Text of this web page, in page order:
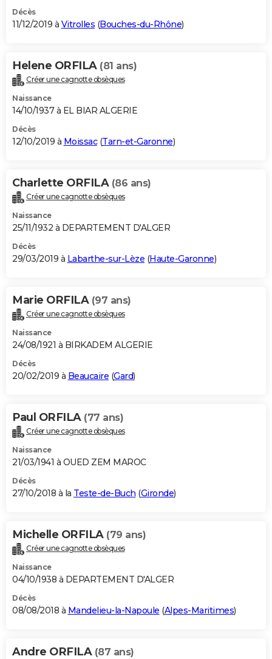
Décès
11/12/2019 à Vitrolles (Bouches-du-Rhône)
Helene ORFILA (81 ans)
Créer une cagnotte obsèques
Naissance
14/10/1937 à EL BIAR ALGERIE
Décès
12/10/2019 à Moissac(Tarn-et-Garonne)
Charlette ORFILA (86 ans)
Créer une cagnotte obsèques
Naissance
25/11/1932 à DEPARTEMENT D'ALGER
Décès
29/03/2019 à Labarthe-sur-Lèze (Haute-Garonne)
Marie ORFILA (97 ans)
Créer une cagnotte obsèques
Naissance
24/08/1921 à BIRKADEM ALGERIE
Décès
20/02/2019 à Beaucaire (Gard)
Paul ORFILA (77 ans)
Créer une cagnotte obsèques
Naissance
21/03/1941 à OUED ZEM MAROC
Décès
27/10/2018 à la Teste-de-Buch (Gironde)
Michelle ORFILA (79 ans)
Créer une cagnotte obsèques
Naissance
04/10/1938 à DEPARTEMENT D'ALGER
Décès
08/08/2018 à Mandelieu-la-Napoule (Alpes-Maritimes)
Andre ORFILA (87 ans)